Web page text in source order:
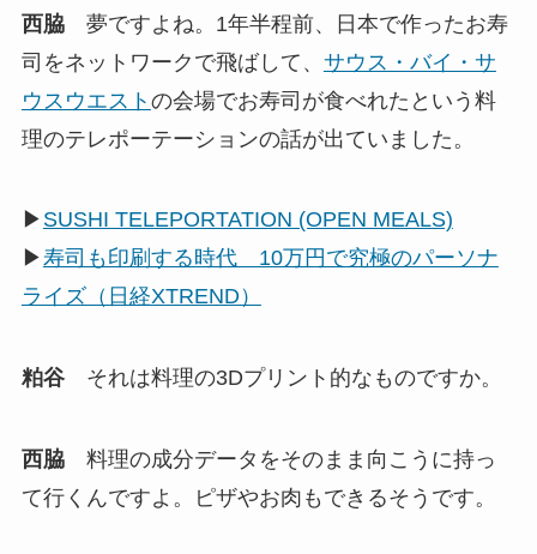
西脇夢ですよね。1年半程前、日本で作ったお寿
司をネットワークで飛ばして、 サウス・バイ・サ
ウスウエスト の会場でお寿司が食べれたという料
理のテレポーテーションの話が出ていました。
▶ SUSHI TELEPORTATION (OPEN MEALS)
▶寿司も印刷する時代 10万円で究極のパーソナ
ライズ（日経XTREND）
粕谷それは料理の3Dプリント的なものですか。
西脇料理の成分データをそのまま向こうに持っ
て行くんですよ。ピザやお肉もできるそうです。